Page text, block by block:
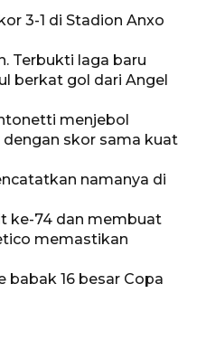
3-1 di Stadion Anxo
Terbukti laga baru
berkat gol dari Angel
menjebol
skor sama kuat
namanya di
ke-74 dan membuat
memastikan
16 besar Copa